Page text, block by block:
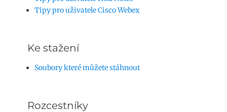
Tipy pro uživatele Cisco Webex
Ke stažení
Soubory které můžete stáhnout
Rozcestníky